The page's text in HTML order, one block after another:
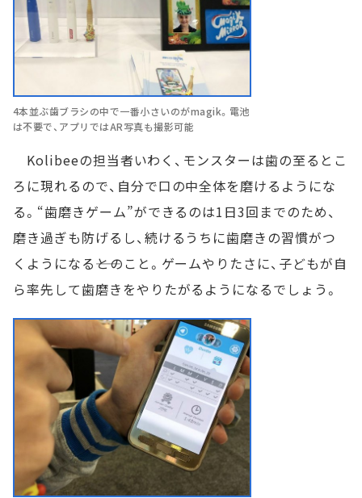
4本並ぶ歯ブラシの中で一番小さいのがmagik。電池
は不要で、アプリではAR写真も撮影可能
Kolibeeの担当者いわく、モンスターは歯の至るとこ
ろに現れるので、自分で口の中全体を磨けるようにな
る。“歯磨きゲーム”ができるのは1日3回までのため、
磨き過ぎも防げるし、続けるうちに歯磨きの習慣がつ
くようになる――とのこと。ゲームやりたさに、子どもが自
ら率先して歯磨きをやりたがるようになるでしょう。